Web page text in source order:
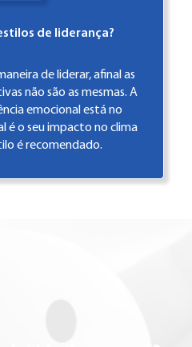
de liderança?
de liderar, afinal as
não são as mesmas. A
emocional está no
é o seu impacto no clima
é recomendado.